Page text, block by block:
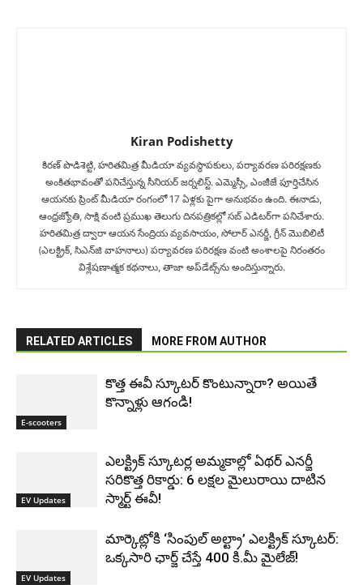
Kiran Podishetty
కిరణ్ పొడిశెట్టి, హరితమిత్ర మీడియా వ్యవస్థాపకులు, పర్యావరణ పరిరక్షణకు
అంకితభావంతో పనిచేస్తున్న సీనియ‌ర్‌ జర్నలిస్ట్. ఎమ్మెస్సీ, ఎంజీజే పూర్తిచేసిన‌
ఆయనకు ప్రింట్ మీడియా రంగంలో 17 ఏళ్లకు పైగా అనుభవం ఉంది. ఈనాడు,
ఆంధ్రజ్యోతి, సాక్షి వంటి ప్రముఖ తెలుగు దినపత్రికల్లో సబ్‌ ఎడిటర్‌గా ప‌నిచేశారు.
హరితమిత్ర ద్వారా ఆయన సేంద్రియ వ్యవసాయం, సోలార్ ఎనర్జీ, గ్రీన్ మొబిలిటీ
(ఎలక్ట్రిక్‌, సిఎన్‌జి వాహనాలు) ప‌ర్యావ‌ర‌ణ ప‌రిర‌క్ష‌ణ వంటి అంశాలపై నిరంతరం
విశ్లేషణాత్మక కథనాలు, తాజా అప్‌డేట్స్‌ను అందిస్తున్నారు.
RELATED ARTICLES MORE FROM AUTHOR
E-scooters
కొత్త ఈవీ స్కూట‌ర్ కొంటున్నారా? అయితే
కొన్నాళ్లు ఆగండి!
EV Updates
ఎలక్ట్రిక్ స్కూటర్ల అమ్మకాల్లో ఏథర్ ఎనర్జీ
సరికొత్త రికార్డు: 6 లక్షల మైలురాయి దాటిన
స్మార్ట్ ఈవీ!
EV Updates
మార్కెట్లోకి ‘సింపుల్ అల్ట్రా’ ఎలక్ట్రిక్ స్కూటర్:
ఒక్కసారి ఛార్జ్ చేస్తే 400 కి.మీ మైలేజ్!